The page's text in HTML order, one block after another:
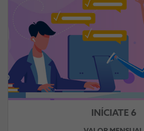
INÍCIATE 6